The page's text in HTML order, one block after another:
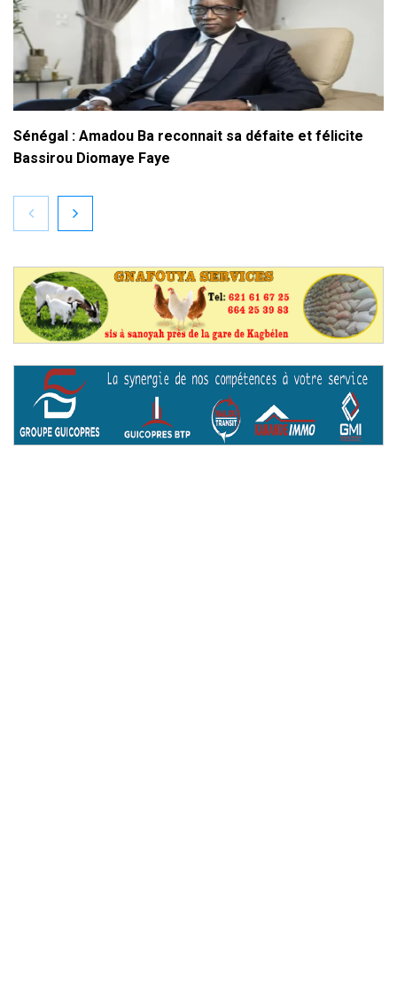
Sénégal : Amadou Ba reconnait sa défaite et félicite
Bassirou Diomaye Faye